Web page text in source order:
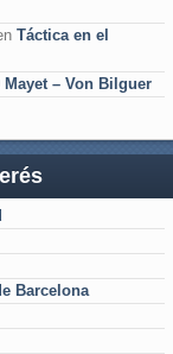
Táctica en el
Mayet – Von Bilguer
Barcelona